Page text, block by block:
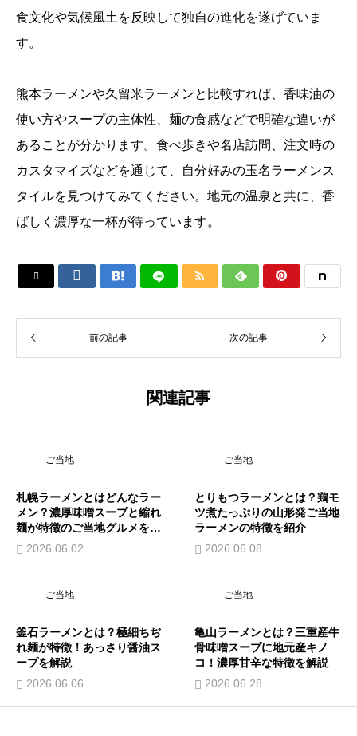
食文化や気候風土を反映して独自の進化を遂げていま
す。
熊本ラーメンや久留米ラーメンと比較すれば、香味油の
使い方やスープの主体性、麺の食感などで明確な違いが
あることが分かります。食べ歩きや名店訪問、注文時の
カスタマイズなどを通じて、自分好みの玉名ラーメンス
タイルを見つけてみてください。地元の温泉と共に、香
ばしく濃厚な一杯が待っています。
     
前の記事 次の記事
関連記事
ご当地
札幌ラーメンとはどんなラー
メン？濃厚味噌スープと縮れ
麺が特徴のご当地グルメを紹
介 2026.06.02
ご当地
とりもつラーメンとは？鶏モ
ツ煮たっぷりの山形発ご当地
ラーメンの特徴を紹介
2026.06.08
ご当地
釜石ラーメンとは？極細ちぢ
れ麺が特徴！あっさり醤油ス
ープを解説
2026.06.06
ご当地
亀山ラーメンとは？三重産牛
骨味噌スープに地元産キノ
コ！濃厚甘辛な特徴を解説
2026.06.28